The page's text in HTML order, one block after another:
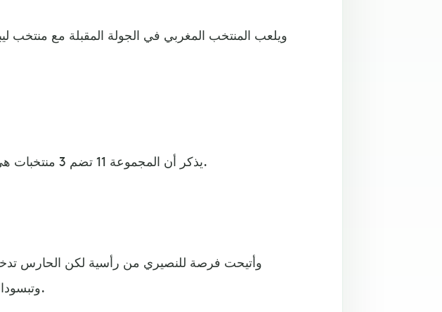
يذكر أن المجموعة 11 تضم 3 منتخبات هي المغرب وزيمبابوي وجنوب أفريقيا.
وأتيحت فرصة للنصيري من رأسية لكن الحارس
وتبسودالي، لكن تدخلات الدفاع كانت ناجحة.